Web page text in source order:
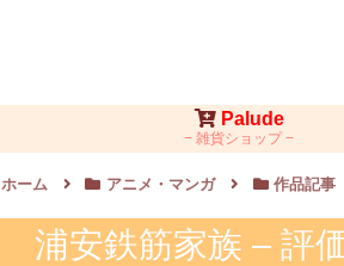
Palude
雑貨ショップ
ホーム アニメ・マンガ 作品記事
浦安鉄筋家族 – 評